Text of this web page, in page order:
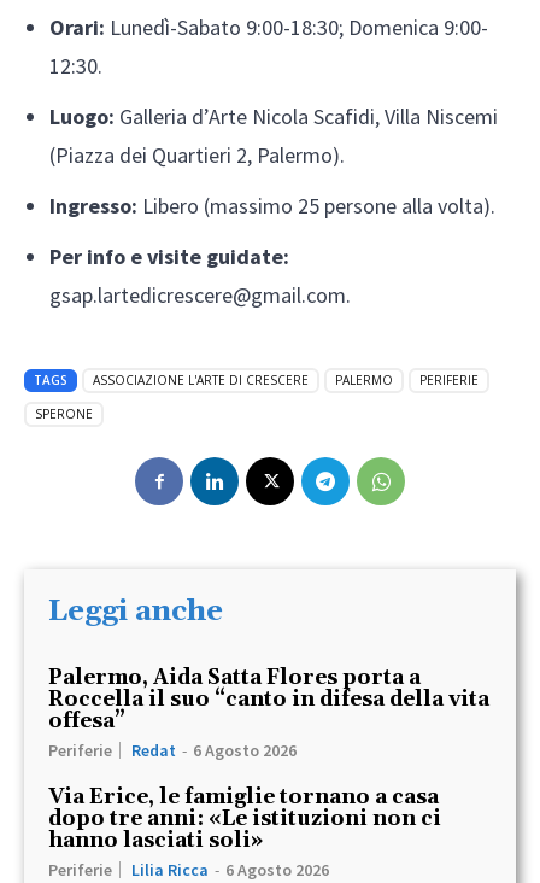
Orari: Lunedì-Sabato 9:00-18:30; Domenica 9:00-
12:30.
Luogo: Galleria d’Arte Nicola Scafidi, Villa Niscemi
(Piazza dei Quartieri 2, Palermo).
Ingresso: Libero (massimo 25 persone alla volta).
Per info e visite guidate:
gsap.lartedicrescere@gmail.com.
TAGS ASSOCIAZIONE L'ARTE DI CRESCERE PALERMO
PERIFERIE
SPERONE
Leggi anche
Palermo, Aida Satta Flores porta a
Roccella il suo “canto in difesa della vita
offesa”
Periferie Redat - 6 Agosto 2026
Via Erice, le famiglie tornano a casa
dopo tre anni: «Le istituzioni non ci
hanno lasciati soli»
Periferie Lilia Ricca - 6 Agosto 2026